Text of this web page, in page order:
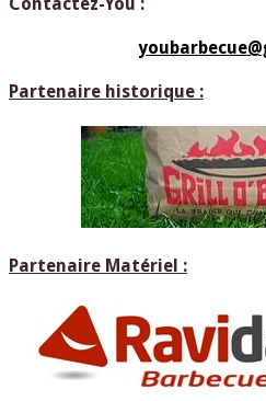
Partenaire historique :
Partenaire Matériel :